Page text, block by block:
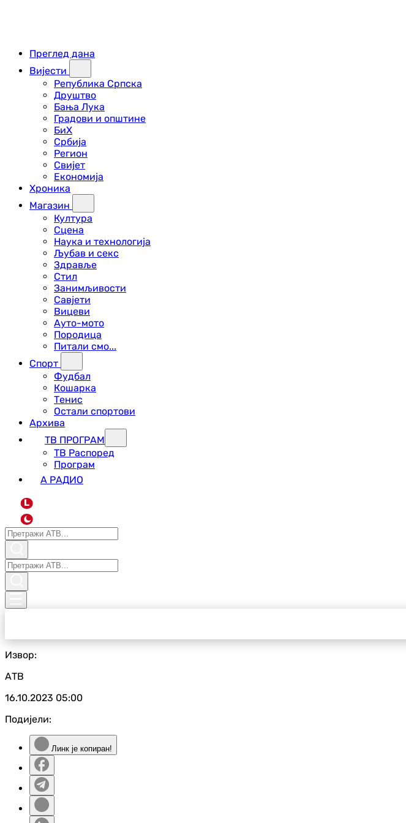
Преглед дана
Вијести
Република Српска
Друштво
Бања Лука
Градови и општине
БиХ
Србија
Регион
Свијет
Економија
Хроника
Магазин
Култура
Сцена
Наука и технологија
Љубав и секс
Здравље
Стил
Занимљивости
Савјети
Вицеви
Ауто-мото
Породица
Питали смо...
Спорт
Фудбал
Кошарка
Тенис
Остали спортови
Архива
ТВ ПРОГРАМ
ТВ Распоред
Програм
А РАДИО
L
Извор:
АТВ
16.10.2023 05:00
Подијели:
Линк је копиран!